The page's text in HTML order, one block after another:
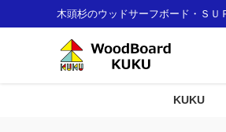
木頭杉のウッドサーフボード・Ｓ
KUKU